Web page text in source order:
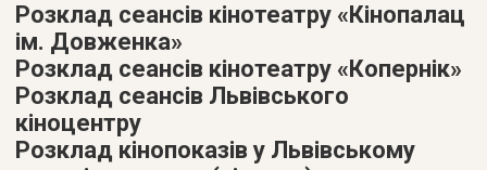
Розклад сеансів кінотеатру «Кінопалац
ім. Довженка»
Розклад сеансів кінотеатру «Копернік»
Розклад сеансів Львівського
кіноцентру
Розклад кінопоказів у Львівському